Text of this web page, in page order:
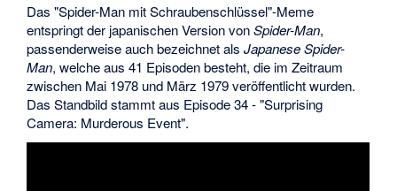
Das "Spider-Man mit Schraubenschlüssel"-Meme
entspringt der japanischen Version vonSpider-Man,
passenderweise auch bezeichnet alsJapanese Spider-
Man, welche aus 41 Episoden besteht, die im Zeitraum
zwischen Mai 1978 und März 1979 veröffentlicht wurden.
Das Standbild stammt aus Episode 34 - "Surprising
Camera: Murderous Event".